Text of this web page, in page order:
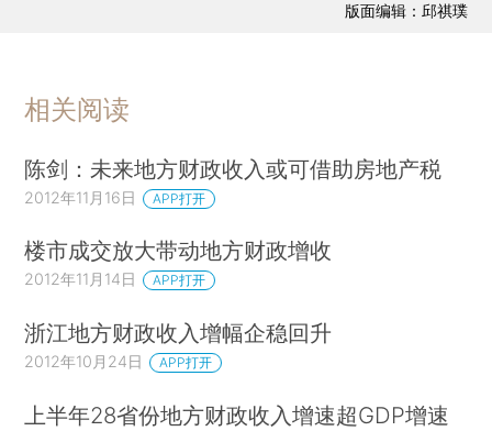
版面编辑：邱祺璞
相关阅读
陈剑：未来地方财政收入或可借助房地产税
2012年11月16日 APP打开
楼市成交放大带动地方财政增收
2012年11月14日 APP打开
浙江地方财政收入增幅企稳回升
2012年10月24日 APP打开
上半年28省份地方财政收入增速超GDP增速